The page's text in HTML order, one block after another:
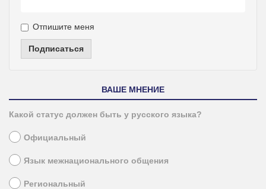
Отпишите меня
Подписаться
ВАШЕ МНЕНИЕ
Какой статус должен быть у русского языка?
Официальный
Язык межнационального общения
Региональный